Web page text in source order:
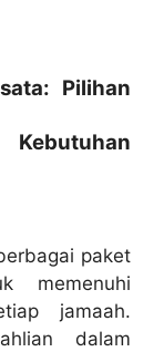
Pilihan
paket
memenuhi
jamaah.
dalam